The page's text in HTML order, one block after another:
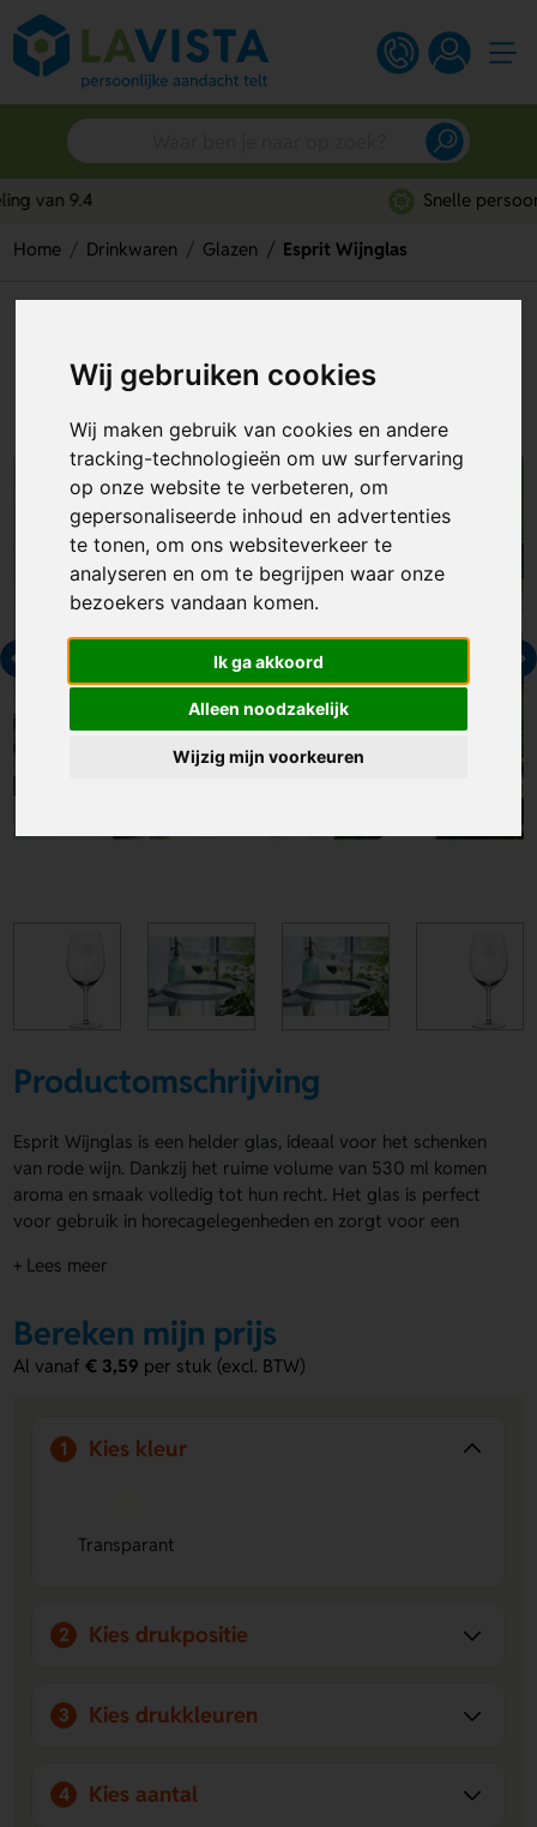
Wij gebruiken cookies
Wij maken gebruik van cookies en andere
tracking-technologieën om uw surfervaring
op onze website te verbeteren, om
gepersonaliseerde inhoud en advertenties
te tonen, om ons websiteverkeer te
analyseren en om te begrijpen waar onze
bezoekers vandaan komen.
Ik ga akkoord
Alleen noodzakelijk
Wijzig mijn voorkeuren
Snelle persoonlijke service
Home Drinkwaren Glazen Esprit Wijnglas
Artikelnummer:275182
Productomschrijving
Esprit Wijnglas is een helder glas, ideaal voor het schenken
van rode wijn. Dankzij het ruime volume van 530 ml komen
aroma en smaak volledig tot hun recht. Het glas is perfect
voor gebruik in horecagelegenheden en zorgt voor een
het Esprit Wijnglas laten graveren met jouw eigen ontwerp.
gravering.
Voordelen van de Esprit Wijnglas
logo of ontwerp naar keuze.
Groot volume:Met 530 ml biedt het glas volop ruimte
restaurants, cafés en tijdens evenementen.
+ Lees meer
Bereken mijn prijs
Al vanaf€ 3,59 per stuk (excl. BTW)
1 Kies kleur
Transparant
2 Kies drukpositie
3 Kies drukkleuren
4 Kies aantal